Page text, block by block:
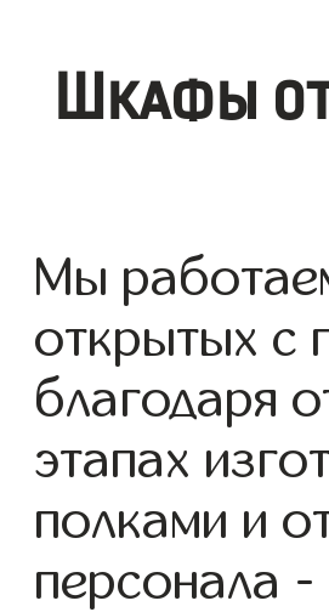
Шкафы
Мы
открытых с
благодаря
этапах
полками и
персонала